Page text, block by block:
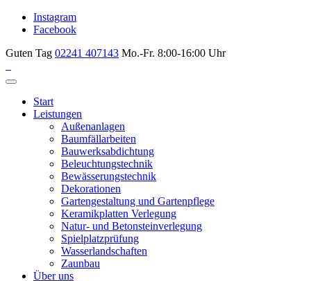
Instagram
Facebook
Guten Tag 02241 407143 Mo.-Fr. 8:00-16:00 Uhr
Start
Leistungen
Außenanlagen
Baumfällarbeiten
Bauwerksabdichtung
Beleuchtungstechnik
Bewässerungstechnik
Dekorationen
Gartengestaltung und Gartenpflege
Keramikplatten Verlegung
Natur- und Betonsteinverlegung
Spielplatzprüfung
Wasserlandschaften
Zaunbau
Über uns